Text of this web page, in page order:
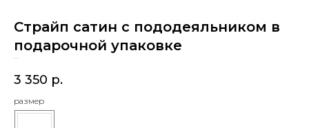
Страйп сатин с пододеяльником в
подарочной упаковке
3 350 р.
размер